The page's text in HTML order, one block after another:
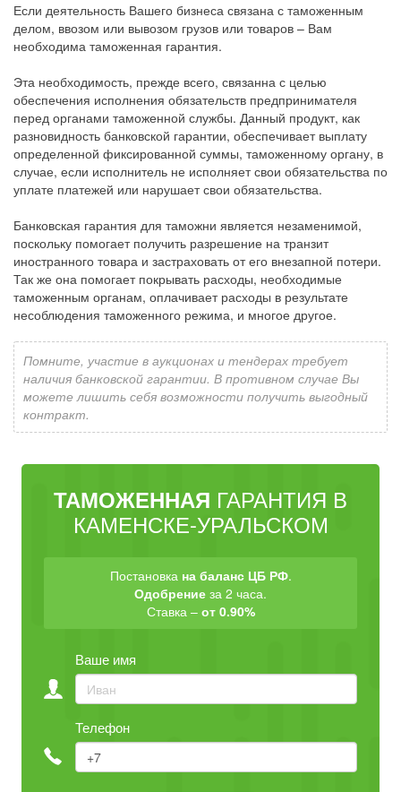
Если деятельность Вашего бизнеса связана с таможенным
делом, ввозом или вывозом грузов или товаров – Вам
необходима таможенная гарантия.
Эта необходимость, прежде всего, связанна с целью
обеспечения исполнения обязательств предпринимателя
перед органами таможенной службы. Данный продукт, как
разновидность банковской гарантии, обеспечивает выплату
определенной фиксированной суммы, таможенному органу, в
случае, если исполнитель не исполняет свои обязательства по
уплате платежей или нарушает свои обязательства.
Банковская гарантия для таможни является незаменимой,
поскольку помогает получить разрешение на транзит
иностранного товара и застраховать от его внезапной потери.
Так же она помогает покрывать расходы, необходимые
таможенным органам, оплачивает расходы в результате
несоблюдения таможенного режима, и многое другое.
Помните, участие в аукционах и тендерах требует
наличия банковской гарантии. В противном случае Вы
можете лишить себя возможности получить выгодный
контракт.
ТАМОЖЕННАЯ ГАРАНТИЯ В
КАМЕНСКЕ-УРАЛЬСКОМ
Постановка на баланс ЦБ РФ.
Одобрение за 2 часа.
Ставка – от 0.90%
Ваше имя
Телефон